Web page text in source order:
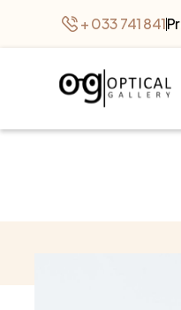
+ 033 741 841